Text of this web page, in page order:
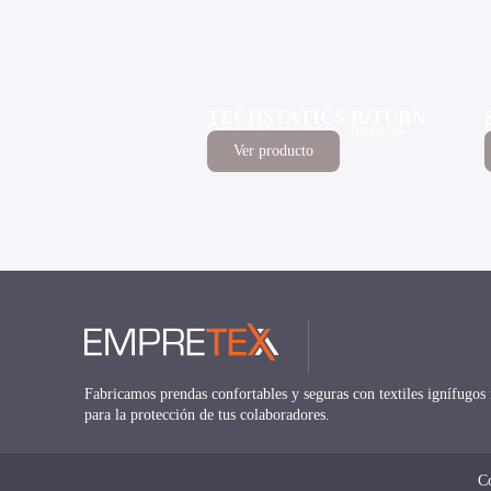
Overoles, pantalones, chaquetas.
G/m2 130
Ver producto
Fabricamos prendas confortables y seguras con textiles ignífugos
para la protección de tus colaboradores.